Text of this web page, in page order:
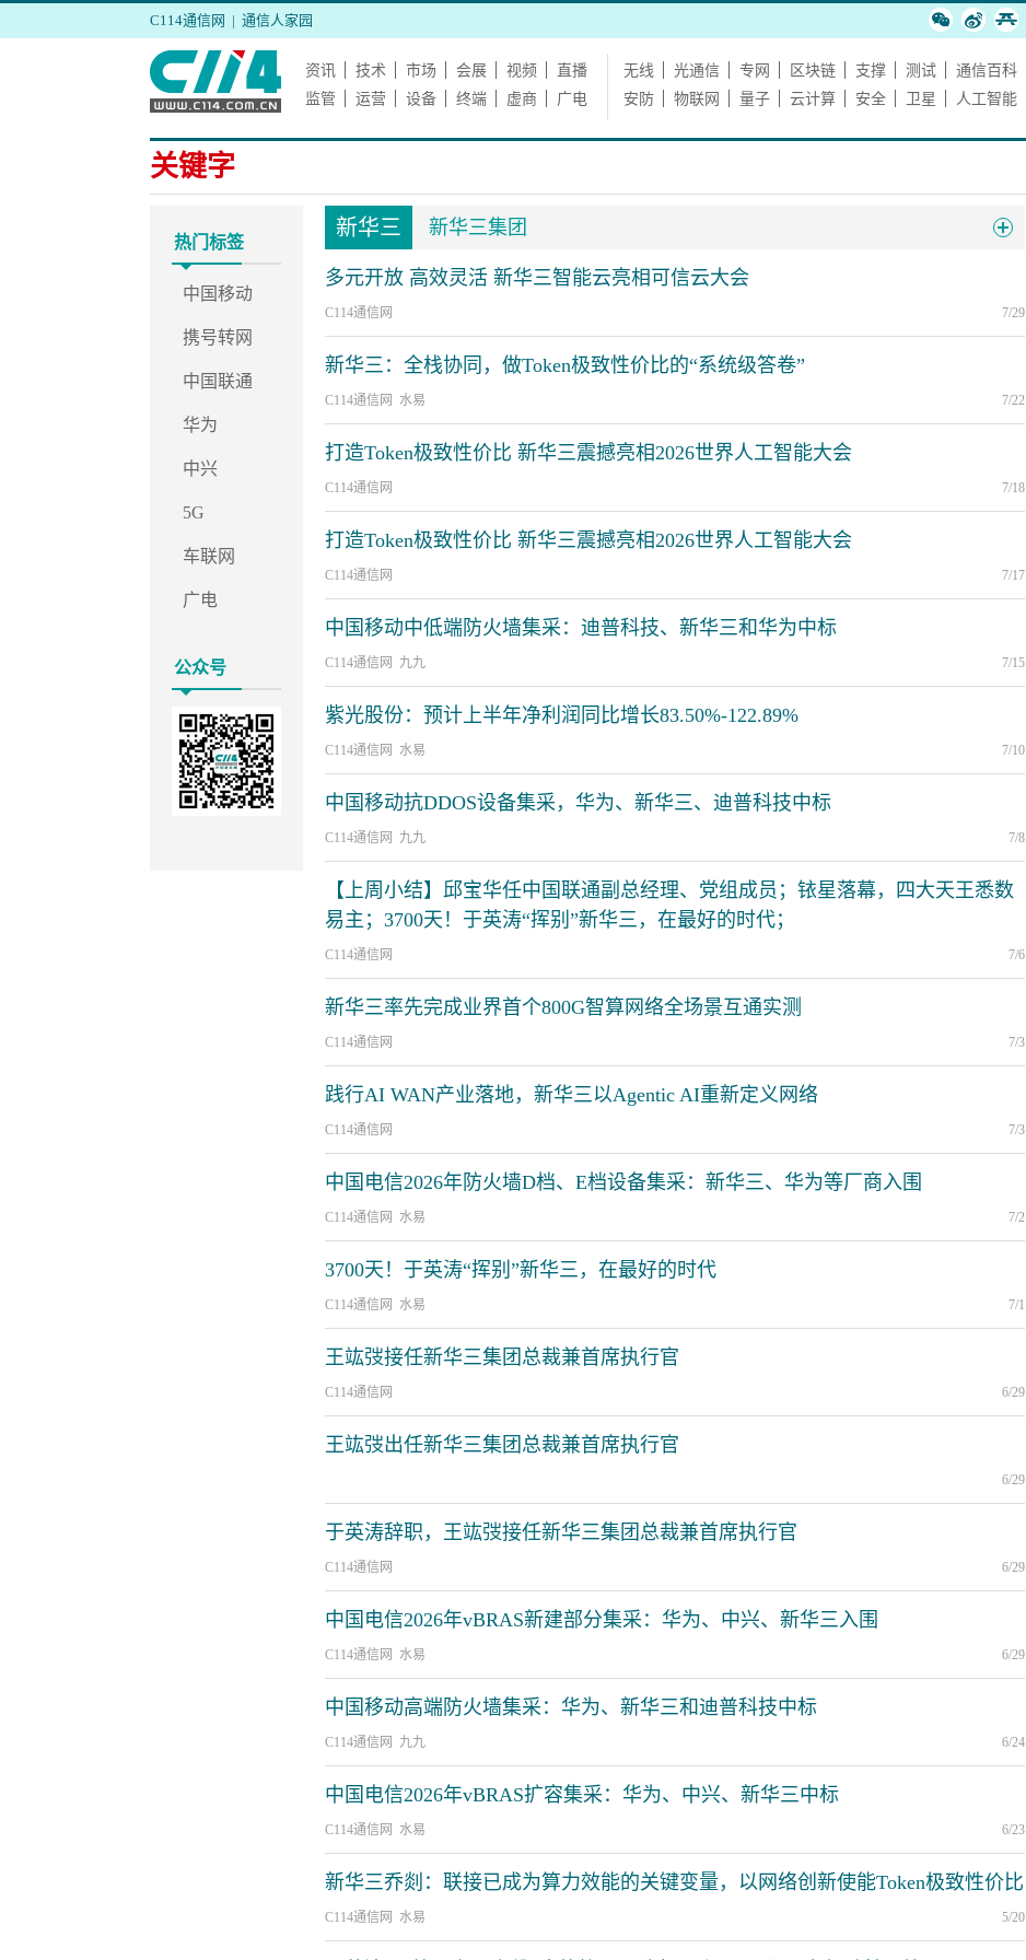
C114通信网 | 通信人家园
资讯 技术 市场 会展 视频
直播
监管
运营 设备 终端 虚商 广电
无线 光通信 专网 区块链 支撑 测试
通信百科
安防
物联网 量子 云计算 安全 卫星 人工智能
关键字
热门标签
中国移动
携号转网
中国联通
华为
中兴
5G
车联网
广电
公众号
新华三 新华三集团
多元开放 高效灵活 新华三智能云亮相可信云大会
C114通信网 7/29
新华三：全栈协同，做Token极致性价比的“系统级答卷”
C114通信网 水易 7/22
打造Token极致性价比 新华三震撼亮相2026世界人工智能大会
C114通信网 7/18
打造Token极致性价比 新华三震撼亮相2026世界人工智能大会
C114通信网 7/17
中国移动中低端防火墙集采：迪普科技、新华三和华为中标
C114通信网 九九 7/15
紫光股份：预计上半年净利润同比增长83.50%-122.89%
C114通信网 水易 7/10
中国移动抗DDOS设备集采，华为、新华三、迪普科技中标
C114通信网 九九 7/8
【上周小结】邱宝华任中国联通副总经理、党组成员；铱星落幕，四大天王悉数
易主；3700天！于英涛“挥别”新华三，在最好的时代；
C114通信网 7/6
新华三率先完成业界首个800G智算网络全场景互通实测
C114通信网 7/3
践行AI WAN产业落地，新华三以Agentic AI重新定义网络
C114通信网 7/3
中国电信2026年防火墙D档、E档设备集采：新华三、华为等厂商入围
C114通信网 水易 7/2
3700天！于英涛“挥别”新华三，在最好的时代
C114通信网 水易 7/1
王竑弢接任新华三集团总裁兼首席执行官
C114通信网 6/29
王竑弢出任新华三集团总裁兼首席执行官
6/29
于英涛辞职，王竑弢接任新华三集团总裁兼首席执行官
C114通信网 6/29
中国电信2026年vBRAS新建部分集采：华为、中兴、新华三入围
C114通信网 水易 6/29
中国移动高端防火墙集采：华为、新华三和迪普科技中标
C114通信网 九九 6/24
中国电信2026年vBRAS扩容集采：华为、中兴、新华三中标
C114通信网 水易 6/23
新华三乔剡：联接已成为算力效能的关键变量，以网络创新使能Token极致性价比
C114通信网 水易 5/20